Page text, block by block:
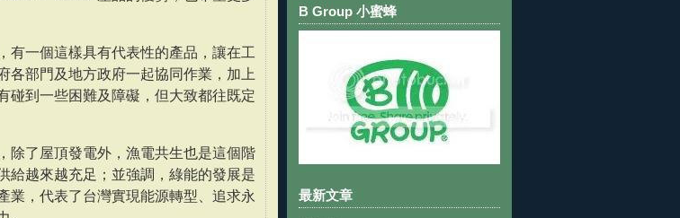
有一個這樣具有代表性的產品，讓在工
各部門及地方政府一起協同作業，加上
碰到一些困難及障礙，但大致都往既定
除了屋頂發電外，漁電共生也是這個階
給越來越充足；並強調，綠能的發展是
業，代表了台灣實現能源轉型、追求永
B Group 小蜜蜂
最新文章